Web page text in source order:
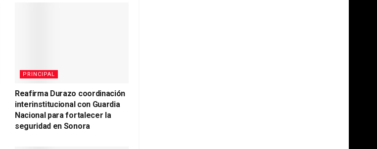
PRINCIPAL
Reafirma Durazo coordinación
interinstitucional con Guardia
Nacional para fortalecer la
seguridad en Sonora